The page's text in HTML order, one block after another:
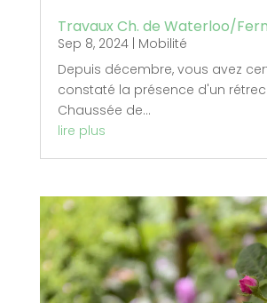
Travaux Ch. de Waterloo/
Sep 8, 2024| Mobilité
Depuis décembre, vous avez
constaté la présence d'un
Chaussée de...
lire plus